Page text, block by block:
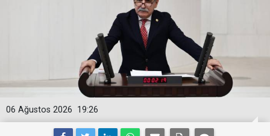
19:26
06 Ağustos 2026